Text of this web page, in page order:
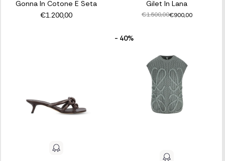
Gonna In Cotone E Seta
€1.200,00
Gilet In Lana
€1.500,00€900,00
- 40%